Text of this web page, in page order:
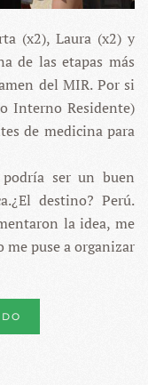
(x2), Laura (x2) y
de las etapas más
del MIR. Por si
Interno Residente)
de medicina para
ser un buen
destino? Perú.
la idea, me
puse a organizar